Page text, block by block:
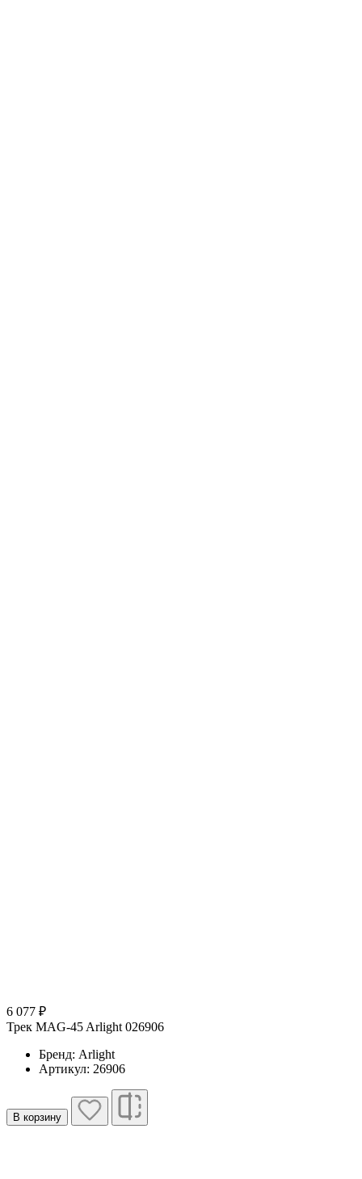
6 077 ₽
Трек MAG-45 Arlight 026906
Бренд: Arlight
Артикул: 26906
В корзину